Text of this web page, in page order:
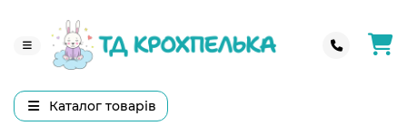
Каталог товарів